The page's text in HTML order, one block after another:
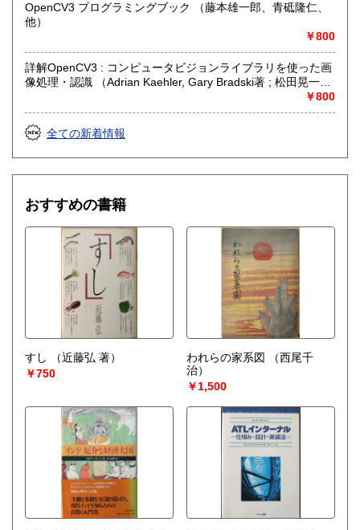
OpenCV3 プログラミングブック （藤本雄一郎、青砥隆仁、
他）
￥800
詳解OpenCV3 : コンピュータビジョンライブラリを使った画
像処理・認識 （Adrian Kaehler, Gary Bradski著 ; 松田晃一
￥800
全ての新着情報
おすすめの書籍
すし
（近藤弘 著）
￥750
われらの家系図
（西尾千
治）
￥1,500